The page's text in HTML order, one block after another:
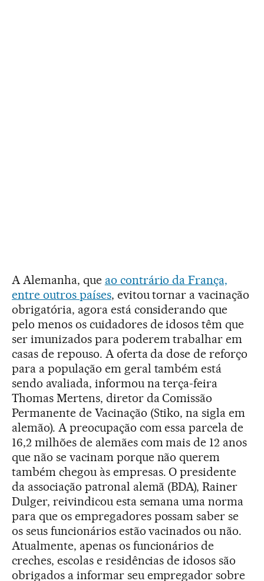
A Alemanha, que ao contrário da França,
entre outros países, evitou tornar a vacinação
obrigatória, agora está considerando que
pelo menos os cuidadores de idosos têm que
ser imunizados para poderem trabalhar em
casas de repouso. A oferta da dose de reforço
para a população em geral também está
sendo avaliada, informou na terça-feira
Thomas Mertens, diretor da Comissão
Permanente de Vacinação (Stiko, na sigla em
alemão). A preocupação com essa parcela de
16,2 milhões de alemães com mais de 12 anos
que não se vacinam porque não querem
também chegou às empresas. O presidente
da associação patronal alemã (BDA), Rainer
Dulger, reivindicou esta semana uma norma
para que os empregadores possam saber se
os seus funcionários estão vacinados ou não.
Atualmente, apenas os funcionários de
creches, escolas e residências de idosos são
obrigados a informar seu empregador sobre